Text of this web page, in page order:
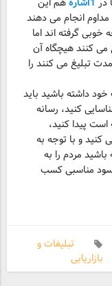
انجام می دهند
گرفته اند اما
کنند هیچگاه آن
تبلیغ می کنند را
خود داشته باشید باید
کنید، رسانه
پیدا کنید،
کنید و با توجه به
مردم را به
سود مناسبی کسب
تبلیغات و
بازاریابی